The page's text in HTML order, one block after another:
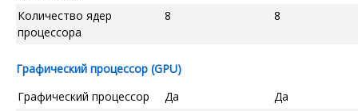
Количество ядер
процессора
8 8
Графический процессор (GPU)
Графический процессор
Да
Да